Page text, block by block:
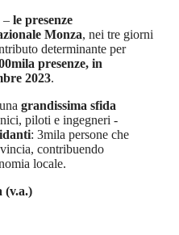
– le presenze
Monza, nei tre giorni
determinante per
presenze, in
2023.
grandissima sfida
piloti e ingegneri -
: 3mila persone che
contribuendo
locale.
(v.a.)